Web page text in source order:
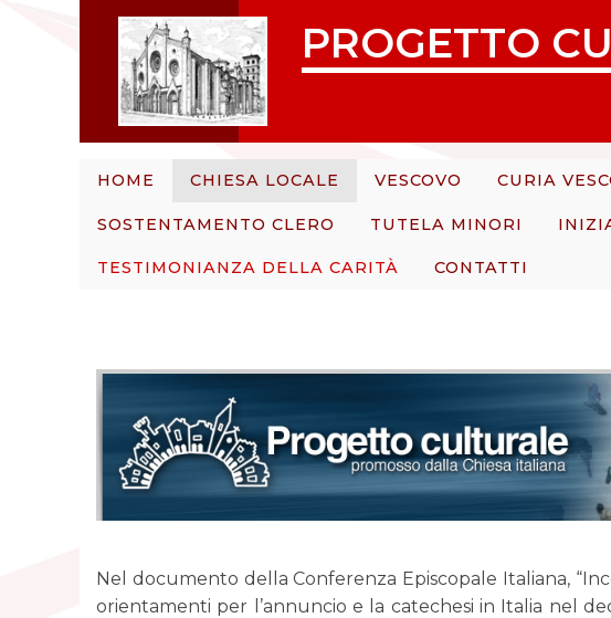
PROGETTO
HOME CHIESA LOCALE VESCOVO CURIA
SOSTENTAMENTO CLERO TUTELA MINORI
TESTIMONIANZA DELLA CARITÀ CONTATTI
Nel documento della Conferenza Episcopale Italiana,
orientamenti per l’annuncio e la catechesi in Italia nel